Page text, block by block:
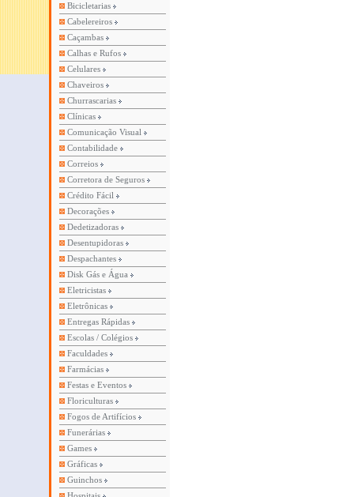
Bicicletarias
Cabelereiros
Caçambas
Calhas e Rufos
Celulares
Chaveiros
Churrascarias
Clínicas
Comunicação Visual
Contabilidade
Correios
Corretora de Seguros
Crédito Fácil
Decorações
Dedetizadoras
Desentupidoras
Despachantes
Disk Gás e Água
Eletricistas
Eletrônicas
Entregas Rápidas
Escolas / Colégios
Faculdades
Farmácias
Festas e Eventos
Floriculturas
Fogos de Artifícios
Funerárias
Games
Gráficas
Guinchos